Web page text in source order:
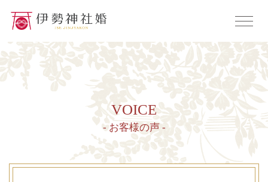
VOICE
- お客様の声 -